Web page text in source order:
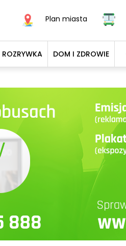
Plan miasta
DOM I ZDROWIE